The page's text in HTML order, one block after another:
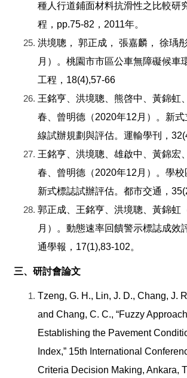
種人行道鋪面材料抗滑性之比較研
程，pp.75-82，2011年。
洪境聰， 郭正成， 張嘉麟， 徐瑀
月）。桃園市市區公車無障礙候車
工程，18(4),57-66
王銘亨、洪境聰、熊啓中、黃錦虹
春、曾明德（2020年12月）。新
線試辦規劃與評估。運輸學刊，
王銘亨、洪境聰、雄啟中、黃錦宏
春、曾明德（2020年12月）。學
新式標誌試辦評估。都市交通，
郭正成、王銘亨、洪境聰、黃錦虹
月）。動態速率回饋警示標誌成效
通學報，17(1),83-102。
三、研討會論文
Tzeng, G. H., Lin, J. D., Chang, J.
and Chang, C. C., “Fuzzy
Establishing the Pavement
Index,” 15th International
Criteria Decision Making, Ankara,